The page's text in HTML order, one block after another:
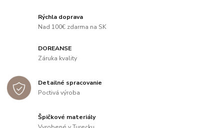
Rýchla doprava
Nad 100€ zdarma na SK
DOREANSE
Záruka kvality
Detailné spracovanie
Poctivá výroba
Špičkové materiály